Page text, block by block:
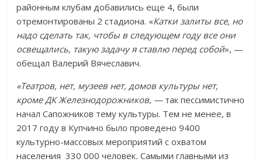
районным клубам добавились еще 4, были
отремонтированы 2 стадиона. «Катки залиты все, но
надо сделать так, чтобы в следующем году все они
освещались, такую задачу я ставлю перед собой», —
обещал Валерий Вячеславич.
«Театров, нет, музеев нет, домов культуры нет,
кроме ДК Железнодорожников, — так пессимистично
начал Сапожников тему культуры. Тем не менее, в
2017 году в Купчино было проведено 9400
культурно-массовых мероприятий с охватом
населения 330 000 человек.Самыми главными из